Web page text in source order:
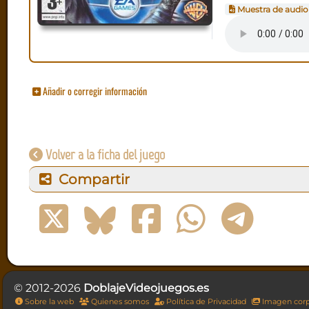
Muestra de audio
Añadir o corregir información
Volver a la ficha del juego
Compartir
© 2012-2026 DoblajeVideojuegos.es
Sobre la web Quienes somos Política de Privacidad Imagen